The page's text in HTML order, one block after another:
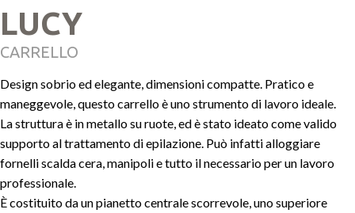
LUCY
CARRELLO
Design sobrio ed elegante, dimensioni compatte. Pratico e
maneggevole, questo carrello è uno strumento di lavoro ideale.
La struttura è in metallo su ruote, ed è stato ideato come valido
supporto al trattamento di epilazione. Può infatti alloggiare
fornelli scalda cera, manipoli e tutto il necessario per un lavoro
professionale.
È costituito da un pianetto centrale scorrevole, uno superiore